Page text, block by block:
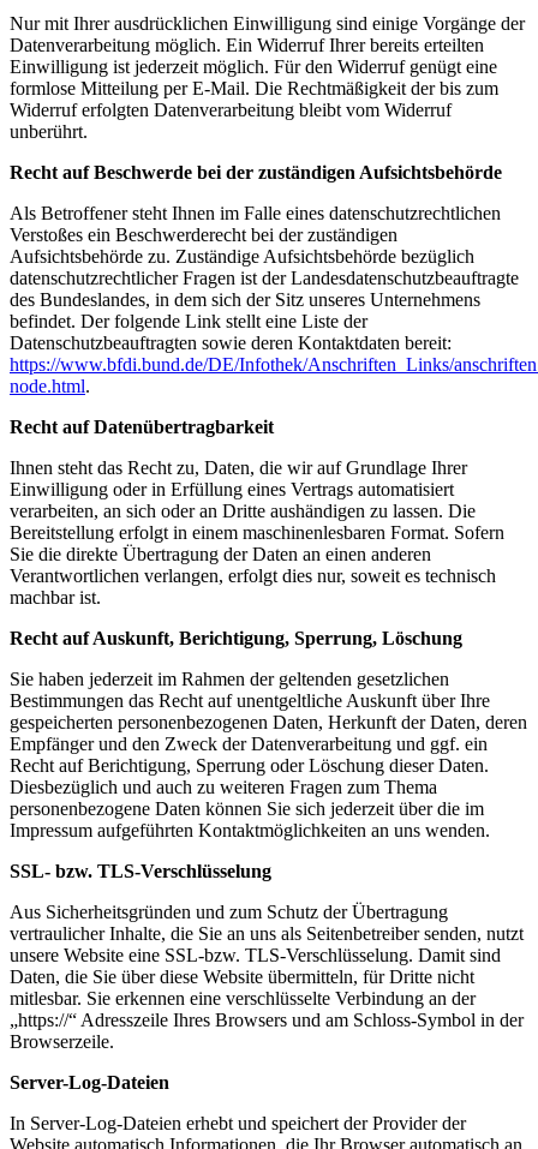
Nur mit Ihrer ausdrücklichen Einwilligung sind einige Vorgänge der
Datenverarbeitung möglich. Ein Widerruf Ihrer bereits erteilten
Einwilligung ist jederzeit möglich. Für den Widerruf genügt eine
formlose Mitteilung per E-Mail. Die Rechtmäßigkeit der bis zum
Widerruf erfolgten Datenverarbeitung bleibt vom Widerruf
unberührt.
Recht auf Beschwerde bei der zuständigen Aufsichtsbehörde
Als Betroffener steht Ihnen im Falle eines datenschutzrechtlichen
Verstoßes ein Beschwerderecht bei der zuständigen
Aufsichtsbehörde zu. Zuständige Aufsichtsbehörde bezüglich
datenschutzrechtlicher Fragen ist der Landesdatenschutzbeauftragte
des Bundeslandes, in dem sich der Sitz unseres Unternehmens
befindet. Der folgende Link stellt eine Liste der
Datenschutzbeauftragten sowie deren Kontaktdaten bereit:
https://www.bfdi.bund.de/DE/Infothek/Anschriften_Links/
node.html.
Recht auf Datenübertragbarkeit
Ihnen steht das Recht zu, Daten, die wir auf Grundlage Ihrer
Einwilligung oder in Erfüllung eines Vertrags automatisiert
verarbeiten, an sich oder an Dritte aushändigen zu lassen. Die
Bereitstellung erfolgt in einem maschinenlesbaren Format. Sofern
Sie die direkte Übertragung der Daten an einen anderen
Verantwortlichen verlangen, erfolgt dies nur, soweit es technisch
machbar ist.
Recht auf Auskunft, Berichtigung, Sperrung, Löschung
Sie haben jederzeit im Rahmen der geltenden gesetzlichen
Bestimmungen das Recht auf unentgeltliche Auskunft über Ihre
gespeicherten personenbezogenen Daten, Herkunft der Daten, deren
Empfänger und den Zweck der Datenverarbeitung und ggf. ein
Recht auf Berichtigung, Sperrung oder Löschung dieser Daten.
Diesbezüglich und auch zu weiteren Fragen zum Thema
personenbezogene Daten können Sie sich jederzeit über die im
Impressum aufgeführten Kontaktmöglichkeiten an uns wenden.
SSL- bzw. TLS-Verschlüsselung
Aus Sicherheitsgründen und zum Schutz der Übertragung
vertraulicher Inhalte, die Sie an uns als Seitenbetreiber senden, nutzt
unsere Website eine SSL-bzw. TLS-Verschlüsselung. Damit sind
Daten, die Sie über diese Website übermitteln, für Dritte nicht
mitlesbar. Sie erkennen eine verschlüsselte Verbindung an der
„https://“ Adresszeile Ihres Browsers und am Schloss-Symbol in der
Browserzeile.
Server-Log-Dateien
In Server-Log-Dateien erhebt und speichert der Provider der
Website automatisch Informationen, die Ihr Browser automatisch an